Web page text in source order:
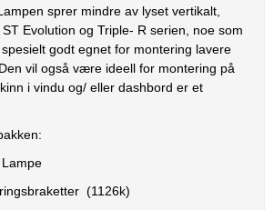
sprer mindre av lyset vertikalt,
Evolution og Triple- R serien, noe som
godt egnet for montering lavere
vil også være ideell for montering på
i vindu og/ eller dashbord er et
(1126k)